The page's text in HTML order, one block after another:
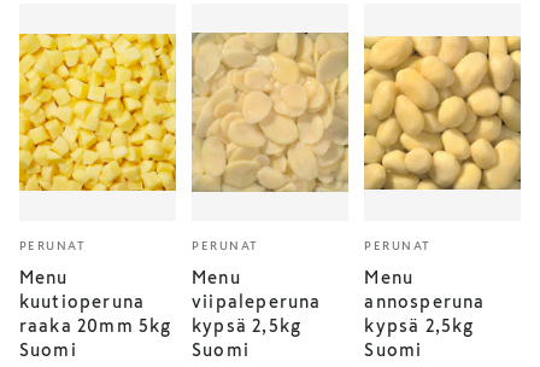
PERUNAT
Menu
kuutioperuna
raaka 20mm 5kg
Suomi
PERUNAT
Menu
viipaleperuna
kypsä 2,5kg
Suomi
PERUNAT
Menu
annosperuna
kypsä 2,5kg
Suomi